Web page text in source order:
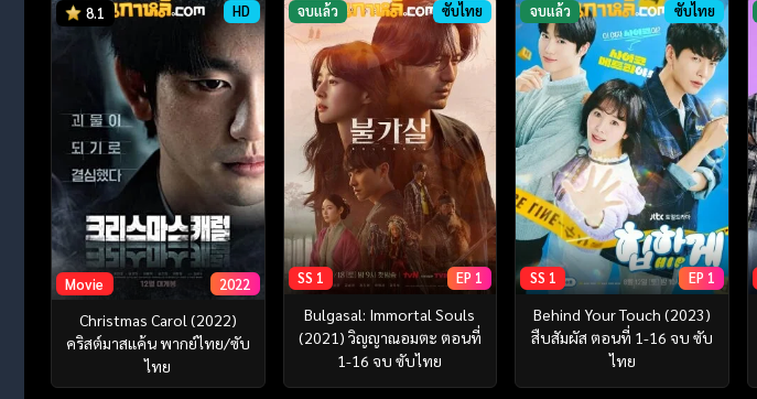
8.1 HD
Movie 2022
Christmas Carol (2022)
คริสต์มาสแค้น พากย์ไทย/ซับ
ไทย
จบแล้ว ซับไทย
SS 1 EP 1
Bulgasal: Immortal Souls
(2021) วิญญาณอมตะ ตอนที่
1-16 จบ ซับไทย
จบแล้ว ซับไทย
SS 1 EP 1
Behind Your Touch (2023)
สืบสัมผัส ตอนที่ 1-16 จบ ซับ
ไทย